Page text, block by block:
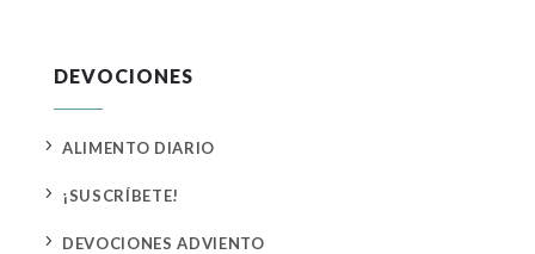
DEVOCIONES
5 ALIMENTO DIARIO
5 ¡SUSCRÍBETE!
5 DEVOCIONES ADVIENTO